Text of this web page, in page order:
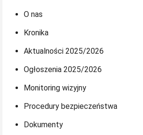
O nas
Kronika
Aktualności 2025/2026
Ogłoszenia 2025/2026
Monitoring wizyjny
Procedury bezpieczeństwa
Dokumenty